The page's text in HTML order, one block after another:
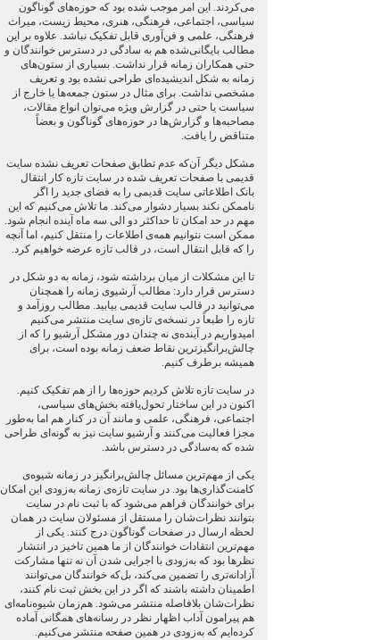
می‌کردند. این امر موجب شده بود که حوزه‌های گوناگون
سیاسی، اجتماعی، فرهنگی، هنری، محیط زیست، میراث
فرهنگی، علمی و فن‌آوری قابل تفکیک نباشد. علاوه بر این
مطالب بایگانی‌شده هم به سادگی در دسترس خوانندگان و
حتی همکاران زمانه قرار نداشت. بسیاری از ستون‌های
زمانه به شکل اندیشیده‌ای طراحی نشده بود و تعریف
مشخصی نداشت. برای مثال در ستون جمعه‌ها یا خارج از
سیاست یا حتی در گزارش ویژه می‌توان انواع مقالات،
مصاحبه‌ها و گزارش‌ها در حوزه‌های گوناگون و بعضاً
متناقض را یافت.
مشکل دیگر آن‌که عدم تطابق صفحات تعریف نشده سایت
قدیمی با صفحات تعریف شده در سایت تازه کار انتقال
بانک اطلاعاتی سایت قدیمی را به فضای جدید را اگر
ناممکن نکند بسیار دشوار می‌کند. ما تلاش می‌کنیم که این‌
مهم در حد امکان تا حداکثر دو الی سه ماه آینده انجام شود.
ممکن است نتوانیم همه‌ی اطلاعات را منتقل کنیم، اما آنچه
را که قابل انتقال است، در قالب تازه عرضه خواهیم کرد.
تا این مشکلات از میان برداشته شود، زمانه به دو شکل در
دسترس قرار دارد: مطالب آرشیوی زمانه را همچنان
می‌توانید در قالب سایت قدیمی بیابید. مطالب روزآمد و
تازه را طبعاً در نسخه‌ی تازه‌ی سایت منتشر می‌کنیم
امیدواریم در آینده‌ی نه چندان دور مشکل آرشیو را که از
چالش‌برانگیزترین نقاط ضعف زمانه بوده است، برای
همیشه برطرف کنیم.
در سایت تازه تلاش کردیم حوزه‌ها را از هم تفکیک کنیم.
اکنون در این ساختار تحول‌یافته بخش‌های سیاسی،
اجتماعی، فرهنگی، علمی و مانند آن در کنار هم اما به‌طور
مجزا فعالیت می‌کنند و آرشیو سایت نیز به گونه‌ای طراحی
شده که به‌سادگی در دسترس باشد.
یکی از مهم‌ترین مسائل چالش‌برانگیز در زمانه شیوه‌ی
کامنت‌گذاری‌ها بود. در سایت تازه‌ی زمانه به‌زودی این امکان
برای خوانندگان فراهم می‌شود که با ثبت نام در سایت
بتوانند نظرات‌شان را مستقل از مسئولان سایت در همان
لحظه ارسال در صفحات گوناگون درج کنند. یکی از
مهم‌ترین انتقادات خوانندگان از ما همین تاخیز در انتشار
نظرها بود که به‌زودی با اجرایی شدن آن نه تنها مشارکت
آزادانه‌تری را تضمین می‌کند، بل‌که خوانندگان می‌توانند
اطمینان داشته باشند که اگر در این بخش ثبت نام کنند،
نظرات‌شان بلافاصله منتشر می‌شود. هم‌زمان شیوه‌نامه‌ای
هم پیرامون آداب اظهار نظر در رسانه‌های همگانی آماده
کرده‌ایم که به‌زودی در همین صفحه منتشر می‌کنیم.